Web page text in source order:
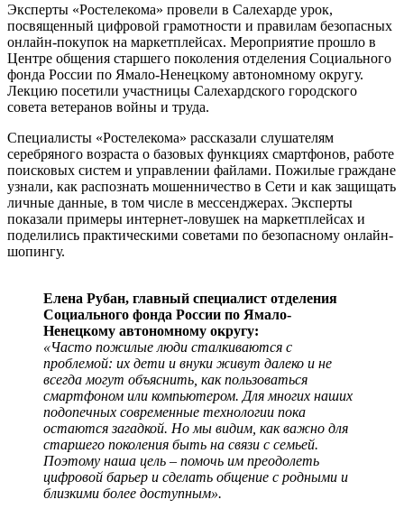
Эксперты «Ростелекома» провели в Салехарде урок,
посвященный цифровой грамотности и правилам безопасных
онлайн-покупок на маркетплейсах. Мероприятие прошло в
Центре общения старшего поколения отделения Социального
фонда России по Ямало-Ненецкому автономному округу.
Лекцию посетили участницы Салехардского городского
совета ветеранов войны и труда.
Специалисты «Ростелекома» рассказали слушателям
серебряного возраста о базовых функциях смартфонов, работе
поисковых систем и управлении файлами. Пожилые граждане
узнали, как распознать мошенничество в Сети и как защищать
личные данные, в том числе в мессенджерах. Эксперты
показали примеры интернет-ловушек на маркетплейсах и
поделились практическими советами по безопасному онлайн-
шопингу.
Елена Рубан, главный специалист отделения
Социального фонда России по Ямало-
Ненецкому автономному округу:
«Часто пожилые люди сталкиваются с
проблемой: их дети и внуки живут далеко и не
всегда могут объяснить, как пользоваться
смартфоном или компьютером. Для многих наших
подопечных современные технологии пока
остаются загадкой. Но мы видим, как важно для
старшего поколения быть на связи с семьей.
Поэтому наша цель – помочь им преодолеть
цифровой барьер и сделать общение с родными и
близкими более доступным».